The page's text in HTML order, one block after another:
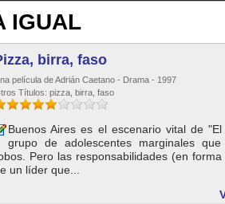
IGUAL
birra, faso
película de Adrián Caetano - Drama - 1997
Títulos: pizza, birra, faso
Buenos Aires es el escenario vital de
grupo de adolescentes marginales
Pero las responsabilidades (en
un líder que...